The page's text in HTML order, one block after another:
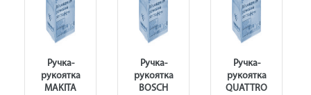
Ручка-
рукоятка
MAKITA
Ручка-
рукоятка
BOSCH
Ручка-
рукоятка
QUATTRO